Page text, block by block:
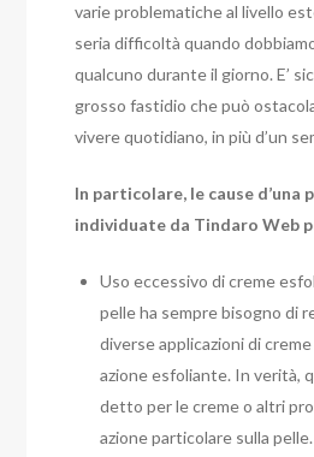
varie problematiche al livello
seria difficoltà quando
qualcuno durante il giorno. E’
grosso fastidio che può
vivere quotidiano, in più d’un
In particolare, le cause
individuate da Tindaro Web
Uso eccessivo di creme
pelle ha sempre bisogno di
diverse applicazioni di
azione esfoliante. In verità,
detto per le creme o altri
azione particolare sulla